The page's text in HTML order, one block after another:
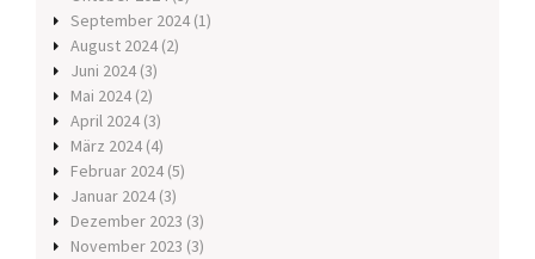
September 2024 (1)
August 2024 (2)
Juni 2024 (3)
Mai 2024 (2)
April 2024 (3)
März 2024 (4)
Februar 2024 (5)
Januar 2024 (3)
Dezember 2023 (3)
November 2023 (3)